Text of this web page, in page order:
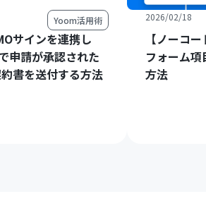
Yoom活用術
サインを連携し
申請が承認された
書を送付する方法
2026/02/18
【ノーコ
フォーム
方法